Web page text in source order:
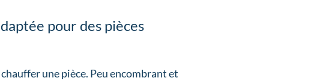
pour des pièces
une pièce. Peu encombrant et